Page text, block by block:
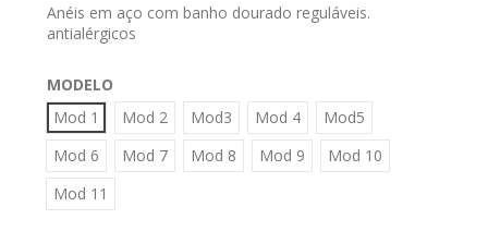
Anéis em aço com banho dourado reguláveis.
antialérgicos
MODELO
Mod 1
Mod 2 Mod3 Mod 4
Mod5
Mod 6
Mod 7 Mod 8 Mod 9
Mod 10
Mod 11